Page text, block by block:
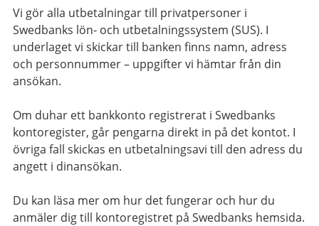
Vi gör alla utbetalningar till privatpersoner i
Swedbanks lön- och utbetalningssystem (SUS). I
underlaget vi skickar till banken finns namn, adress
och personnummer – uppgifter vi hämtar från din
ansökan.
Om duhar ett bankkonto registrerat i Swedbanks
kontoregister, går pengarna direkt in på det kontot. I
övriga fall skickas en utbetalningsavi till den adress du
angett i dinansökan.
Du kan läsa mer om hur det fungerar och hur du
anmäler dig till kontoregistret på Swedbanks hemsida.